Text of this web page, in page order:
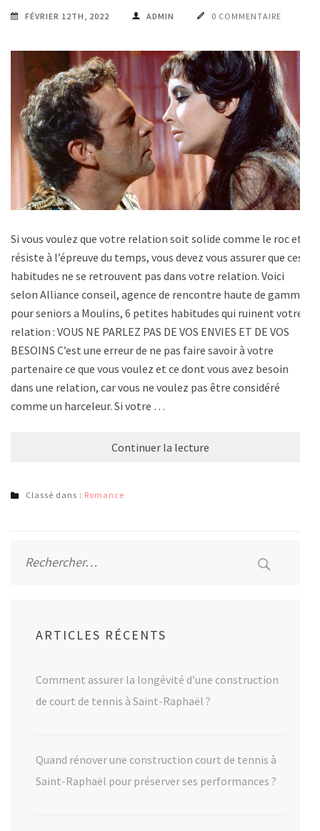
FÉVRIER 12TH, 2022 ADMIN 0 COMMENTAIRE
Si vous voulez que votre relation soit solide comme le roc et
résiste à l’épreuve du temps, vous devez vous assurer que ces
habitudes ne se retrouvent pas dans votre relation. Voici
selon Alliance conseil, agence de rencontre haute de gamme
pour seniors a Moulins, 6 petites habitudes qui ruinent votre
relation : VOUS NE PARLEZ PAS DE VOS ENVIES ET DE VOS
BESOINS C’est une erreur de ne pas faire savoir à votre
partenaire ce que vous voulez et ce dont vous avez besoin
dans une relation, car vous ne voulez pas être considéré
comme un harceleur. Si votre …
Continuer la lecture
Classé dans : Romance
ARTICLES RÉCENTS
Comment assurer la longévité d’une construction
de court de tennis à Saint-Raphaël ?
Quand rénover une construction court de tennis à
Saint-Raphaël pour préserver ses performances ?